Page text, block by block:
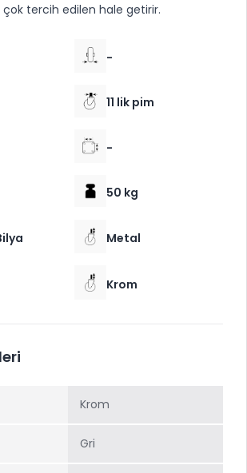
tercih edilen hale getirir.
-
11 lik pim
-
50 kg
Metal
Krom
Krom
Gri